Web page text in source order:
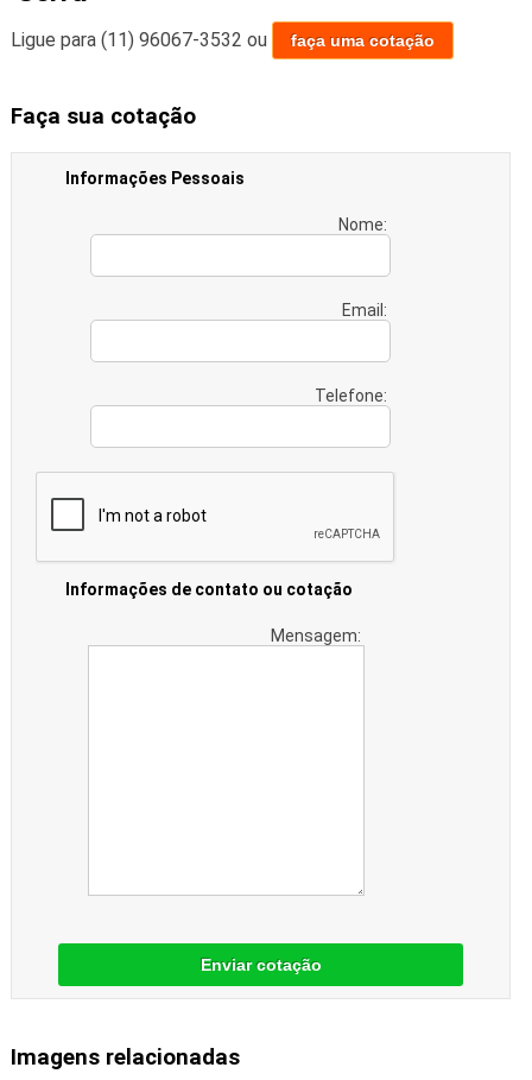
Ligue para (11) 96067-3532 ou faça uma cotação
Faça sua cotação
Informações Pessoais
Nome:
Email:
Telefone:
Informações de contato ou cotação
Mensagem:
Enviar cotação
Imagens relacionadas